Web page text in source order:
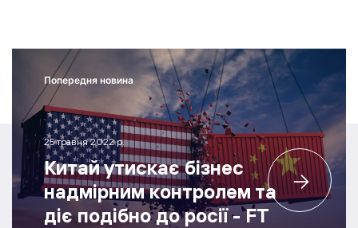
Попередня новина
25 травня 2022 р.
Китай утискає бізнес
надмірним контролем та
діє подібно до росії - FT